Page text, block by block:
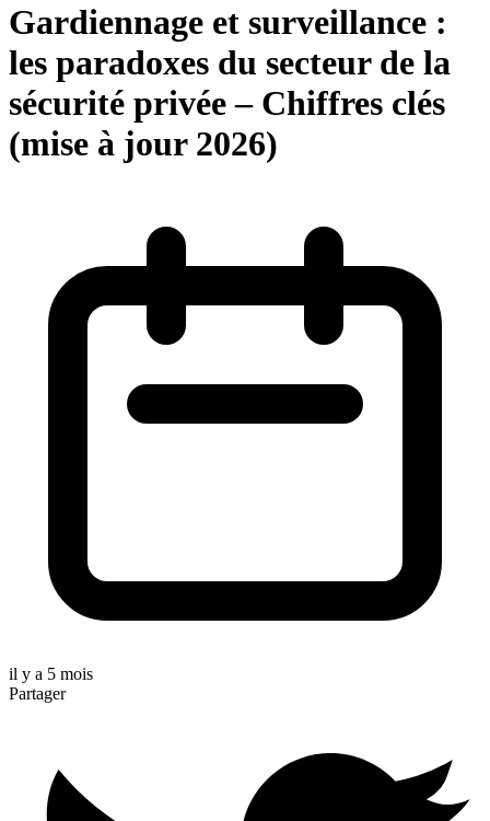
Gardiennage et surveillance :
les paradoxes du secteur de la
sécurité privée – Chiffres clés
(mise à jour 2026)
il y a 5 mois
Partager